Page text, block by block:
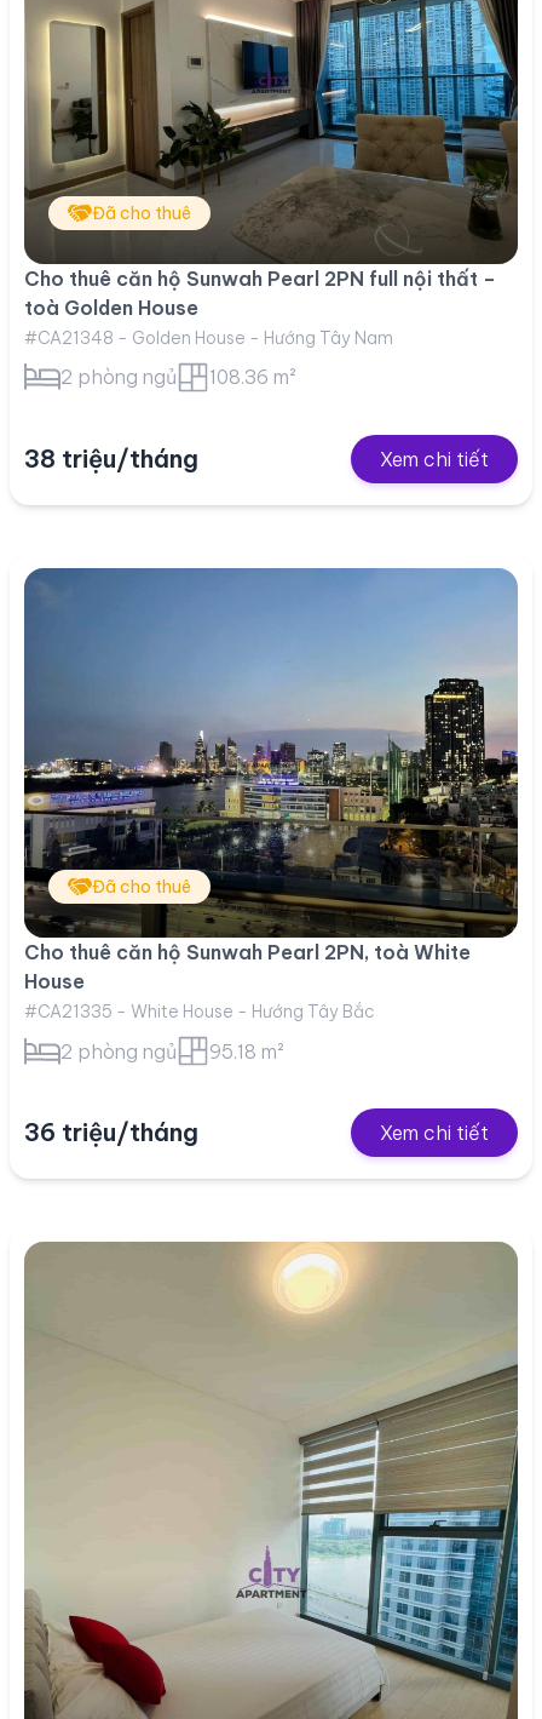
Đã cho thuê
Cho thuê căn hộ Sunwah Pearl 2PN full nội thất –
toà Golden House
#CA21348 - Golden House - Hướng Tây Nam
2 phòng ngủ 108.36 m²
38 triệu/tháng Xem chi tiết
Đã cho thuê
Cho thuê căn hộ Sunwah Pearl 2PN, toà White
House
#CA21335 - White House - Hướng Tây Bắc
2 phòng ngủ 95.18 m²
36 triệu/tháng Xem chi tiết